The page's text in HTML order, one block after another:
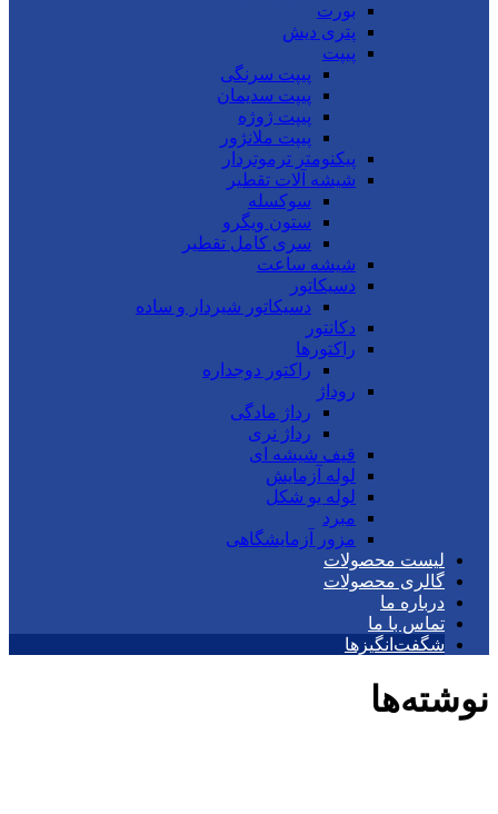
بورت
پتری دیش
پیپت
پیپت سرنگی
پیپت سدیمان
پیپت ژوژه
پیپت ملانژور
پیکنومتر ترموتردار
شیشه آلات تقطیر
سوکسله
ستون ویگرو
سری کامل تقطیر
شیشه ساعت
دسیکاتور
دسیکاتور شیردار و ساده
دکانتور
راکتورها
راکتور دوجداره
روداژ
رداژ مادگی
رداژ نری
قیف شیشه ای
لوله آزمایش
لوله یو شکل
مبرد
مزور آزمایشگاهی
لیست محصولات
گالری محصولات
درباره ما
تماس با ما
شگفت‌انگیزها
نوشته‌ها